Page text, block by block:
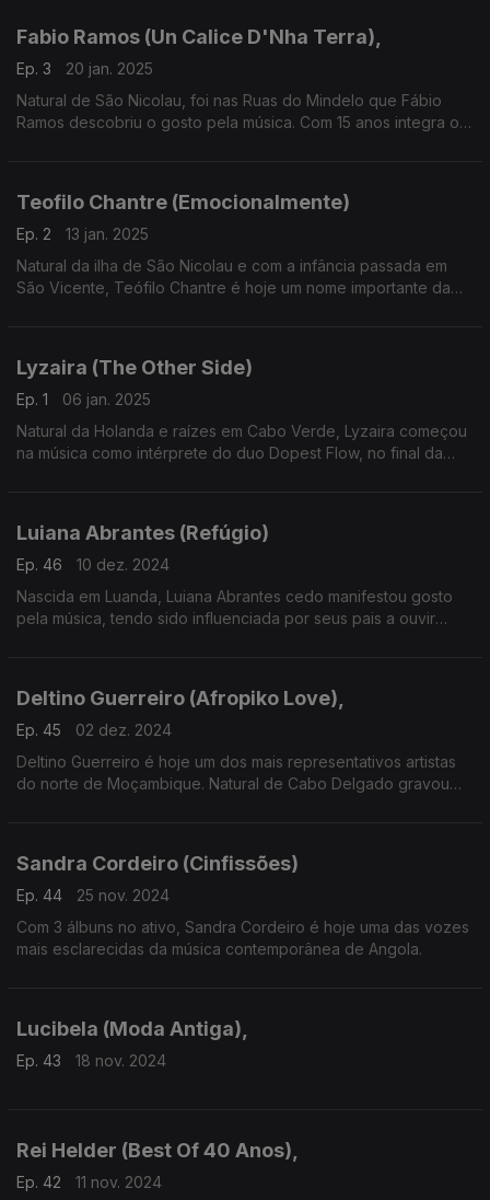
Fabio Ramos (Un Calice D'Nha Terra),
Ep. 3
20 jan. 2025
Natural de São Nicolau, foi nas Ruas do Mindelo que Fábio
Ramos descobriu o gosto pela música. Com 15 anos integra o
Teofilo Chantre (Emocionalmente)
Ep. 2
13 jan. 2025
Natural da ilha de São Nicolau e com a infância passada em
São Vicente, Teófilo Chantre é hoje um nome importante da
Lyzaira (The Other Side)
Ep. 1
06 jan. 2025
Natural da Holanda e raízes em Cabo Verde, Lyzaira começou
na música como intérprete do duo Dopest Flow, no final da
Luiana Abrantes (Refúgio)
Ep. 46
10 dez. 2024
Nascida em Luanda, Luiana Abrantes cedo manifestou gosto
pela música, tendo sido influenciada por seus pais a ouvir
Deltino Guerreiro (Afropiko Love),
Ep. 45
02 dez. 2024
Deltino Guerreiro é hoje um dos mais representativos artistas
do norte de Moçambique. Natural de Cabo Delgado gravou
Sandra Cordeiro (Cinfissões)
Ep. 44
25 nov. 2024
Com 3 álbuns no ativo, Sandra Cordeiro é hoje uma das vozes
mais esclarecidas da música contemporânea de Angola.
Lucibela (Moda Antiga),
Ep. 43 18 nov. 2024
Rei Helder (Best Of 40 Anos),
Ep. 42
11 nov. 2024